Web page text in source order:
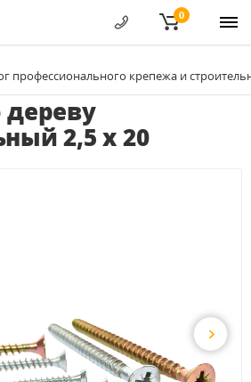
0
профессионального крепежа и
дереву
2,5 x 20